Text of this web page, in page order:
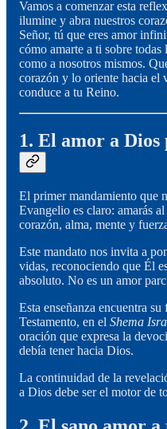
Vamos a comenzar esta
ilumine y abra nuestros
Señor, tú que eres amor
cómo amarte a ti sobre todas
como a nosotros mismos.
corazón y lo oriente hacia el
conduce a tu Reino.
1. El amor a Dios
El primer mandamiento que
Evangelio es claro: amarás
corazón, alma, mente y
Este mandato nos invita a
vidas, reconociendo que Él
absoluto. No es un amor
Esta enseñanza encuentra
Testamento, en el Shema
oración que expresa la
debía tener hacia Dios.
La continuidad de la
a Dios debe ser el motor de